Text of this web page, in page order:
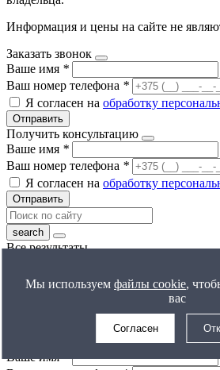
Информация и цены на сайте не
Заказать звонок
Ваше имя *
Ваш номер телефона *
Я согласен на обработку
Отправить
Получить консультацию
Ваше имя *
Ваш номер телефона *
Я согласен на обработку
Отправить
Все результаты
Ваше имя
Ваш номер телефона*
Я согласен наобработку
Ваше имя*
Мы используем файлы cookie,
вас
Согласен